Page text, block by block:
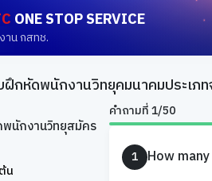
ONE STOP SERVICE
าน กสทช.
กหัดพนักงานวิทยุคมนาคมประเภท
นักงานวิทยุสมัคร
น
คำถามที่ 1/50
1 How